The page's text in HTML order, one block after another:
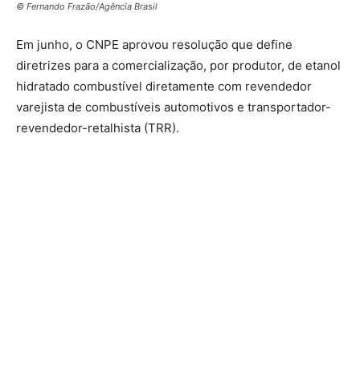
© Fernando Frazão/Agência Brasil
Em junho, o CNPE aprovou resolução que define
diretrizes para a comercialização, por produtor, de etanol
hidratado combustível diretamente com revendedor
varejista de combustíveis automotivos e transportador-
revendedor-retalhista (TRR).